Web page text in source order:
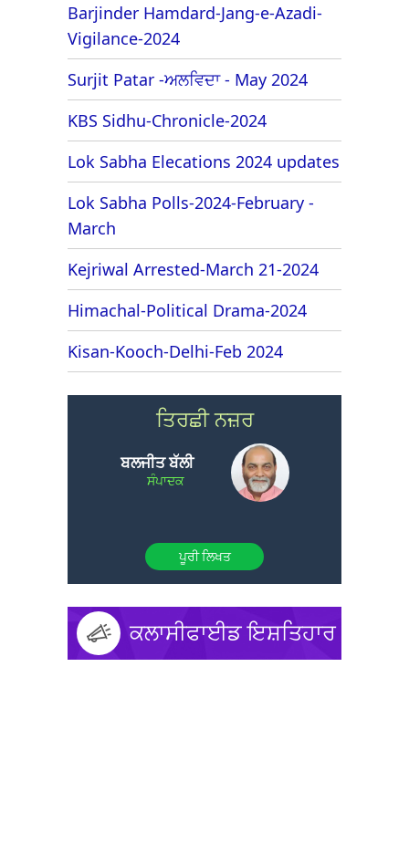
Barjinder Hamdard-Jang-e-Azadi-
Vigilance-2024
Surjit Patar -ਅਲਵਿਦਾ - May 2024
KBS Sidhu-Chronicle-2024
Lok Sabha Elecations 2024 updates
Lok Sabha Polls-2024-February -
March
Kejriwal Arrested-March 21-2024
Himachal-Political Drama-2024
Kisan-Kooch-Delhi-Feb 2024
ਤਿਰਛੀ ਨਜ਼ਰ
ਬਲਜੀਤ ਬੱਲੀ
ਸੰਪਾਦਕ
ਪੂਰੀ ਲਿਖਤ
ਕਲਾਸੀਫਾਈਡ ਇਸ਼ਤਿਹਾਰ